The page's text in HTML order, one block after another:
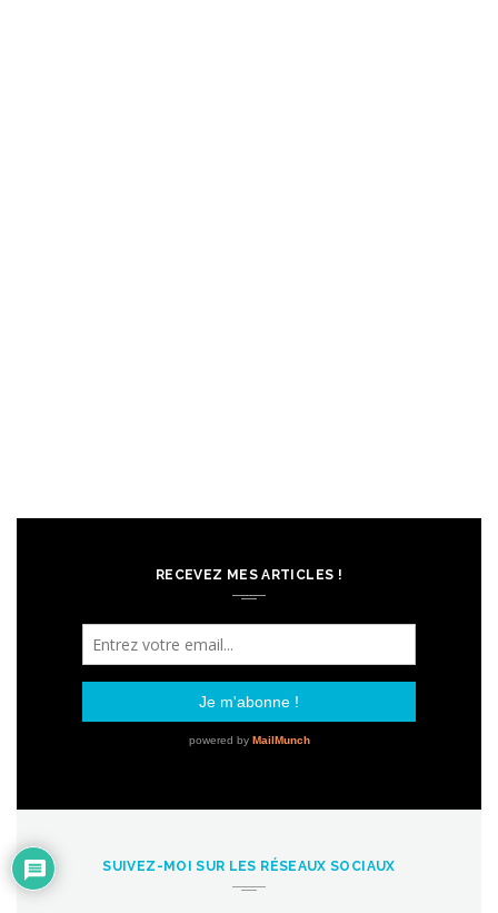
RECEVEZ MES ARTICLES !
SUIVEZ-MOI SUR LES RÉSEAUX SOCIAUX